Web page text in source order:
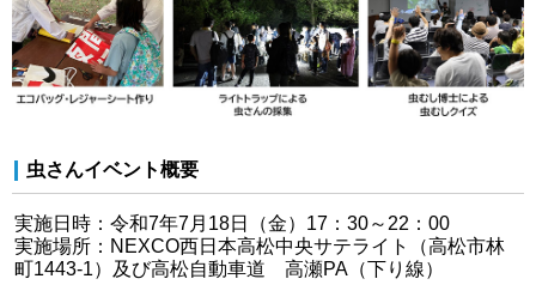
虫さんイベント概要
実施日時：令和7年7月18日（金）17：30～22：00
実施場所：NEXCO西日本高松中央サテライト（高松市林
町1443-1）及び高松自動車道 高瀬PA（下り線）